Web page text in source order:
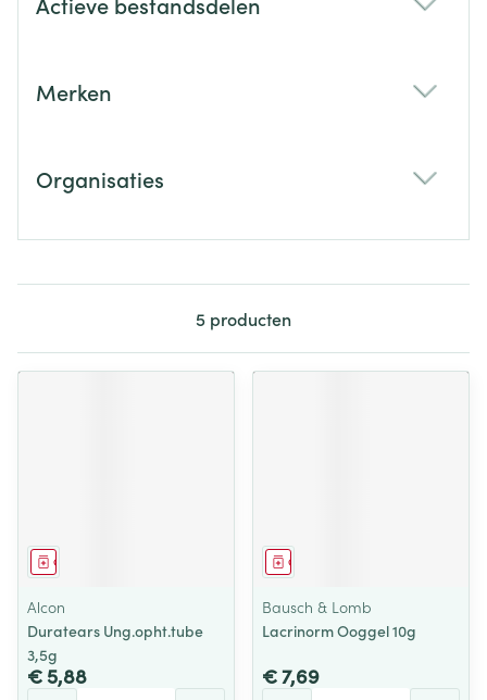
Merken
Organisaties
5 producten
Geneesmiddel
Alcon
Duratears Ung.opht.tube
3,5g
€ 5,88
Geneesmiddel
Bausch & Lomb
Lacrinorm Ooggel 10g
€ 7,69